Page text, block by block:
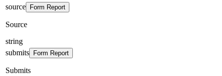
source
Form Report
Source
string
submits
Form Report
Submits